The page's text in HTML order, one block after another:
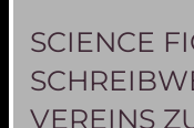
4
Jahren
zurück
in
SCIENCE
VEREINS